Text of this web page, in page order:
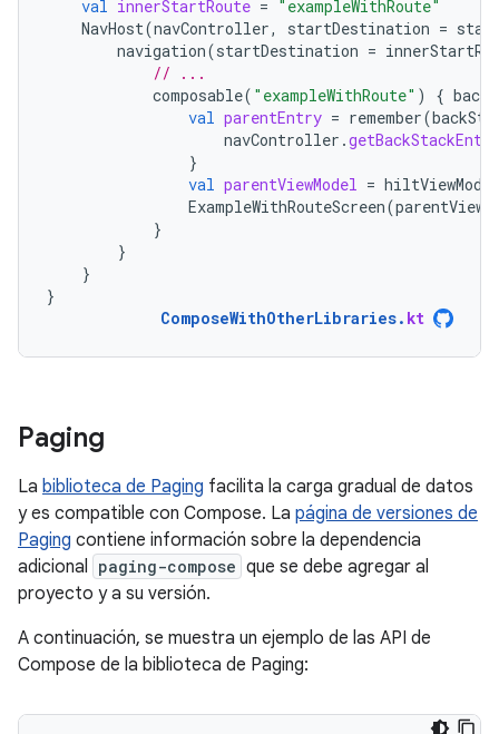
val innerStartRoute = "exampleWithRoute"
NavHost(navController, startDestination =
navigation(startDestination =
// ...
composable( "exampleWithRoute" ) {
val parentEntry = remember(
navController .getBackStackEntry
}
val parentViewModel =
ExampleWithRouteScreen(
}
}
}
}
ComposeWithOtherLibraries. kt
Paging
La biblioteca de Paging facilita la carga gradual de datos
y es compatible con Compose. La página de versiones de
Paging contiene información sobre la dependencia
adicional paging-compose que se debe agregar al
proyecto y a su versión.
A continuación, se muestra un ejemplo de las API de
Compose de la biblioteca de Paging: